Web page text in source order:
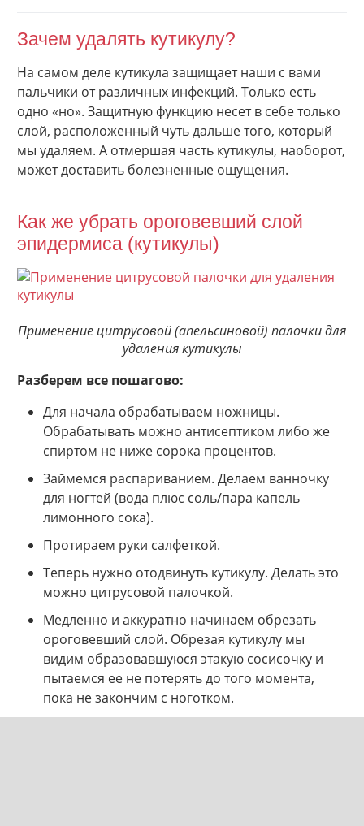
Зачем удалять кутикулу?
На самом деле кутикула защищает наши с вами
пальчики от различных инфекций. Только есть
одно «но». Защитную функцию несет в себе только
слой, расположенный чуть дальше того, который
мы удаляем. А отмершая часть кутикулы, наоборот,
может доставить болезненные ощущения.
Как же убрать ороговевший слой
эпидермиса (кутикулы)
Применение цитрусовой (апельсиновой) палочки для
удаления кутикулы
Разберем все пошагово:
Для начала обрабатываем ножницы.
Обрабатывать можно антисептиком либо же
спиртом не ниже сорока процентов.
Займемся распариванием. Делаем ванночку
для ногтей (вода плюс соль/пара капель
лимонного сока).
Протираем руки салфеткой.
Теперь нужно отодвинуть кутикулу. Делать это
можно цитрусовой палочкой.
Медленно и аккуратно начинаем обрезать
ороговевший слой. Обрезая кутикулу мы
видим образовавшуюся этакую сосисочку и
пытаемся ее не потерять до того момента,
пока не закончим с ноготком.